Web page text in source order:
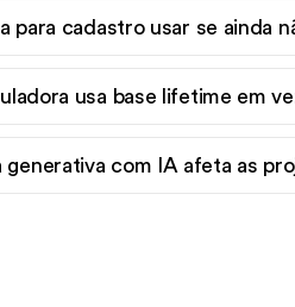
para cadastro usar se ainda
usa base lifetime em
generativa com IA afeta as